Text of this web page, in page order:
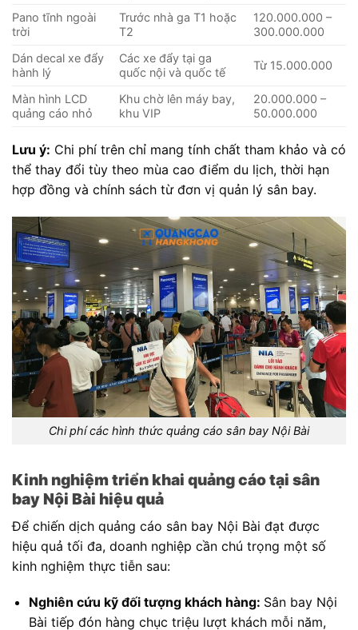
Pano tĩnh ngoài
trời
Trước nhà ga T1 hoặc
T2
120.000.000 –
300.000.000
Dán decal xe đẩy
hành lý
Các xe đẩy tại ga
quốc nội và quốc tế
Từ 15.000.000
Màn hình LCD
quảng cáo nhỏ
Khu chờ lên máy bay,
khu VIP
20.000.000 –
50.000.000
Lưu ý: Chi phí trên chỉ mang tính chất tham khảo và có
thể thay đổi tùy theo mùa cao điểm du lịch, thời hạn
hợp đồng và chính sách từ đơn vị quản lý sân bay.
Chi phí các hình thức quảng cáo sân bay Nội Bài
Kinh nghiệm triển khai quảng cáo tại sân
bay Nội Bài hiệu quả
Để chiến dịch quảng cáo sân bay Nội Bài đạt được
hiệu quả tối đa, doanh nghiệp cần chú trọng một số
kinh nghiệm thực tiễn sau:
Nghiên cứu kỹ đối tượng khách hàng: Sân bay Nội
Bài tiếp đón hàng chục triệu lượt khách mỗi năm,